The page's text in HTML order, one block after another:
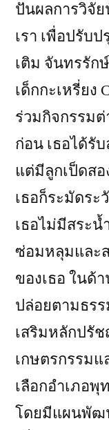
ปันผลการวิจั
เรา เพื่อปรับ
เติม จันทรรัก
เด็กกะเหรี่ยง
ร่วมกิจกรรมต่
ก่อน เธอได้รั
แต่มีลูกเป็ดส
เธอก็ระมัดระ
เธอไม่มีสระน้
ซ่อมหลุมและส
ของเธอ ในด้
ปล่อยตามธร
เสริมหลักปรั
เกษตรกรรม
เลือกอำเภอ
โดยมีแผนพัฒ